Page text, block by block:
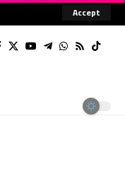
Accept